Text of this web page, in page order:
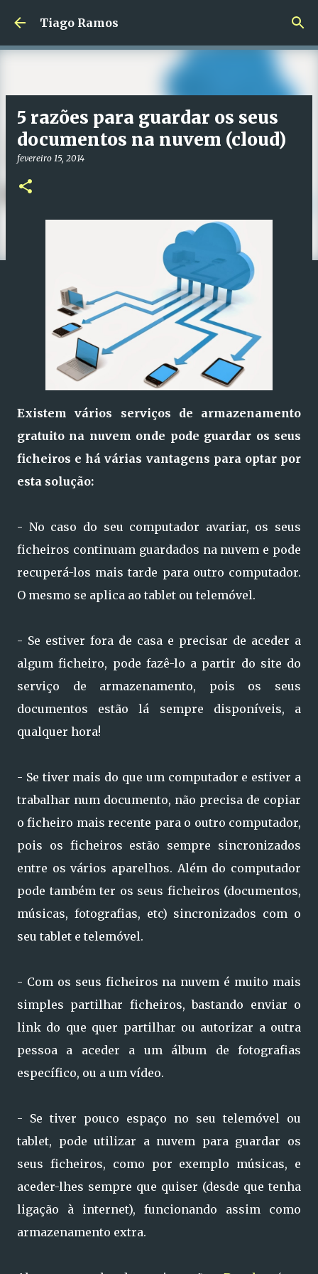
Avançar para o conteúdo principal
Tiago Ramos
5 razões para guardar os seus
documentos na nuvem (cloud)
fevereiro 15, 2014
Existem vários serviços de armazenamento
gratuito na nuvem onde pode guardar os seus
ficheiros e há várias vantagens para optar por
esta solução:
- No caso do seu computador avariar, os seus
ficheiros continuam guardados na nuvem e pode
recuperá-los mais tarde para outro computador.
O mesmo se aplica ao tablet ou telemóvel.
- Se estiver fora de casa e precisar de aceder a
algum ficheiro, pode fazê-lo a partir do site do
serviço de armazenamento, pois os seus
documentos estão lá sempre disponíveis, a
qualquer hora!
- Se tiver mais do que um computador e estiver a
trabalhar num documento, não precisa de copiar
o ficheiro mais recente para o outro computador,
pois os ficheiros estão sempre sincronizados
entre os vários aparelhos. Além do computador
pode também ter os seus ficheiros (documentos,
músicas, fotografias, etc) sincronizados com o
seu tablet e telemóvel.
- Com os seus ficheiros na nuvem é muito mais
simples partilhar ficheiros, bastando enviar o
link do que quer partilhar ou autorizar a outra
pessoa a aceder a um álbum de fotografias
específico, ou a um vídeo.
- Se tiver pouco espaço no seu telemóvel ou
tablet, pode utilizar a nuvem para guardar os
seus ficheiros, como por exemplo músicas, e
aceder-lhes sempre que quiser (desde que tenha
ligação à internet), funcionando assim como
armazenamento extra.